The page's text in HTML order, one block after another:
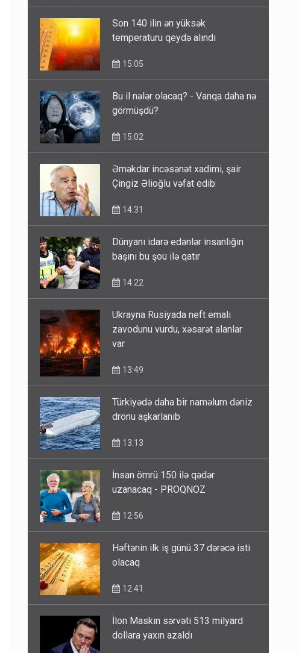
Son 140 ilin ən yüksək
temperaturu qeydə alındı
Bu il nələr olacaq? - Vanqa daha nə
görmüşdü?
Əməkdar incəsənət xadimi, şair
Çingiz Əlioğlu vəfat edib
Dünyanı idarə edənlər insanlığın
başını bu şou ilə qatır
Ukrayna Rusiyada neft emalı
zavodunu vurdu, xəsarət alanlar
var
Türkiyədə daha bir naməlum dəniz
dronu aşkarlanıb
İnsan ömrü 150 ilə qədər
uzanacaq - PROQNOZ
Həftənin ilk iş günü 37 dərəcə isti
olacaq
İlon Maskın sərvəti 513 milyard
dollara yaxın azaldı